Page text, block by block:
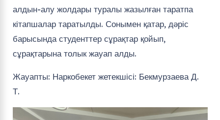
алдын-алу жолдары туралы жазылған таратпа
кітапшалар таратылды. Сонымен қатар, дәріс
барысында студенттер сұрақтар қойып,
сұрақтарына толык жауап алды.
Жауапты: Наркобекет жетекшісі: Бекмурзаева Д.
Т.